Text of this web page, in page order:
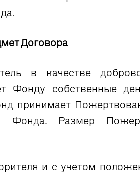
Договора
в качестве
Фонду собственные
принимает
Фонда. Размер
и с учетом